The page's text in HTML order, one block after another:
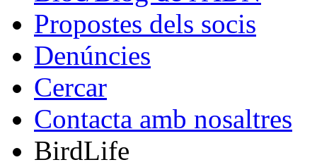
Propostes dels socis
Denúncies
Cercar
Contacta amb nosaltres
BirdLife